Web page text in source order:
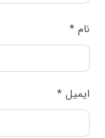
نام*
ایمیل*